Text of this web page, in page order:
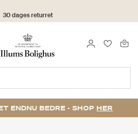
30 dages returret
LOG IND
ENDNU BEDRE - SHOP HER